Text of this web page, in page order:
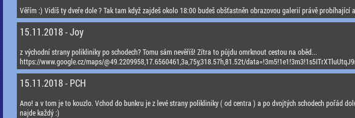
Věřím :) Vidíš ty dveře dole ? Tak tam když zajdeš okolo 18:00 budeš obšťastněn obrazovou galerií právě probíhající
15.11.2018 - Joy
z východní strany polikliniky po schodech? Tomu sám nevěříš! Zítra to půjdu omrknout cestou na oběd...
https://www.google.cz/maps/@49.2209958,17.6560461,3a,75y,318.57h,81.52t/
15.11.2018 - PCH
Ano! a v tom je to kouzlo. Vchod do bunkru je z levé strany polikliniky ( od centra ) a po dvojtých schodech pořád
najde každý :)